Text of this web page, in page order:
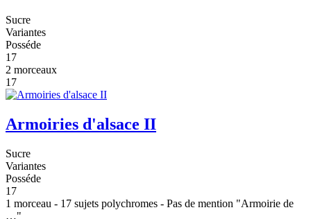
Sucre
Variantes
Posséde
17
2 morceaux
17
Armoiries d'alsace II
Sucre
Variantes
Posséde
17
1 morceau - 17 sujets polychromes - Pas de mention "Armoirie de
…"